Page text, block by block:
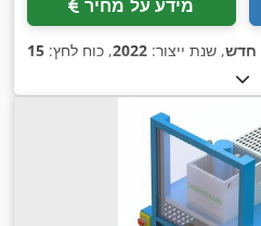
מידע על מחיר
חדש, שנת ייצור: 2022, כוח לחץ: